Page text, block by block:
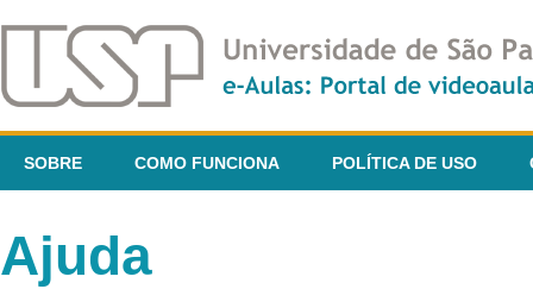
SOBRE COMO FUNCIONA POLÍTICA DE USO
Ajuda